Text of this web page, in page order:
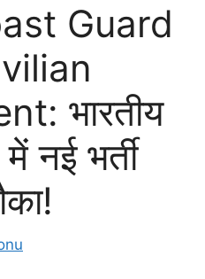
Guard
भारतीय
नई भर्ती